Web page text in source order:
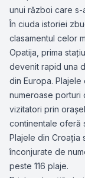
unui război care s-
În ciuda istoriei
clasamentul celor
Opatija, prima
devenit rapid una
din Europa.
numeroase porturi
vizitatori prin
continentale oferă
Plajele din Croația
înconjurate de
peste 116 plaje.